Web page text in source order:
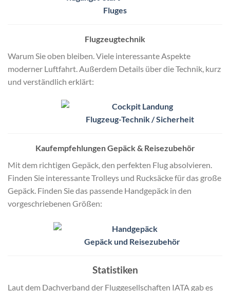
Fluges
Flugzeugtechnik
Warum Sie oben bleiben. Viele interessante Aspekte
moderner Luftfahrt. Außerdem Details über die Technik, kurz
und verständlich erklärt:
Flugzeug-Technik / Sicherheit
Kaufempfehlungen Gepäck & Reisezubehör
Mit dem richtigen Gepäck, den perfekten Flug absolvieren.
Finden Sie interessante Trolleys und Rucksäcke für das große
Gepäck. Finden Sie das passende Handgepäck in den
vorgeschriebenen Größen:
Gepäck und Reisezubehör
Statistiken
Laut dem Dachverband der Fluggesellschaften IATA gab es